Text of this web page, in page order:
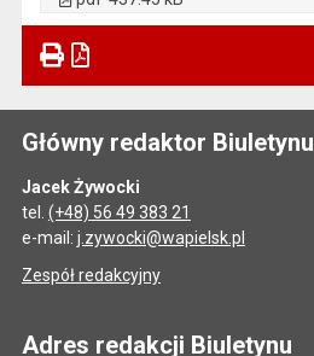
Główny redaktor Biuletynu
Jacek Żywocki
tel. (+48) 56 49 383 21
e-mail: j.zywocki@wapielsk.pl
Zespół redakcyjny
Adres redakcji Biuletynu